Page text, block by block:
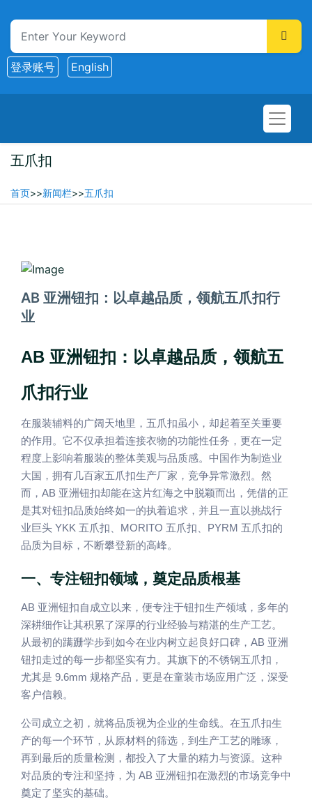
登录账号 English
五爪扣
首页>>新闻栏>>五爪扣
2025-06-30
AB 亚洲钮扣：以卓越品质，领航五爪扣行
业
AB 亚洲钮扣：以卓越品质，领航五
爪扣行业
在服装辅料的广阔天地里，五爪扣虽小，却起着至关重要
的作用。它不仅承担着连接衣物的功能性任务，更在一定
程度上影响着服装的整体美观与品质感。中国作为制造业
大国，拥有几百家五爪扣生产厂家，竞争异常激烈。然
而， AB 亚洲钮扣却能在这片红海之中脱颖而出，凭借的正
是其对钮扣品质始终如一的执着追求，并且一直以挑战行
业巨头 YKK 五爪扣、 MORITO 五爪扣、 PYRM 五爪扣的
品质为目标，不断攀登新的高峰。
一、专注钮扣领域，奠定品质根基
AB 亚洲钮扣自成立以来，便专注于钮扣生产领域，多年的
深耕细作让其积累了深厚的行业经验与精湛的生产工艺。
从最初的蹒跚学步到如今在业内树立起良好口碑， AB 亚洲
钮扣走过的每一步都坚实有力。其旗下的不锈钢五爪扣，
尤其是 9.6mm 规格产品，更是在童装市场应用广泛，深受
客户信赖。
公司成立之初，就将品质视为企业的生命线。在五爪扣生
产的每一个环节，从原材料的筛选，到生产工艺的雕琢，
再到最后的质量检测，都投入了大量的精力与资源。这种
对品质的专注和坚持，为 AB 亚洲钮扣在激烈的市场竞争中
奠定了坚实的基础。